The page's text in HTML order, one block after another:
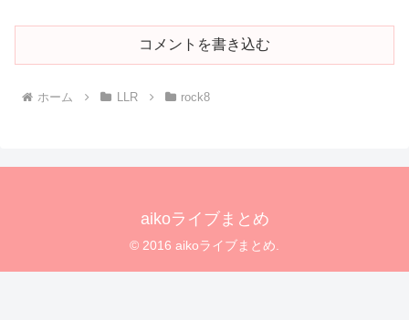
コメントを書き込む
ホーム LLR rock8
aikoライブまとめ
© 2016 aikoライブまとめ.